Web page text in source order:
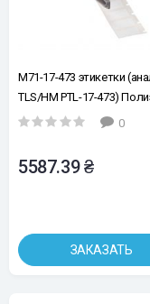
M71-17-473 этикетки
TLS/HM PTL-17-473)
с антистатическим 0
5587.39 ₴
ЗАКАЗАТЬ